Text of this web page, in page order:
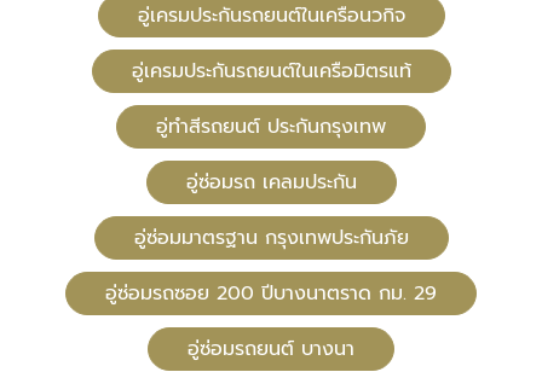
อู่เครมประกันรถยนต์ในเครือนวกิจ
อู่เครมประกันรถยนต์ในเครือมิตรแท้
อู่ทําสีรถยนต์ ประกันกรุงเทพ
อู่ซ่อมรถ เคลมประกัน
อู่ซ่อมมาตรฐาน กรุงเทพประกันภัย
อู่ซ่อมรถซอย 200 ปีบางนาตราด กม. 29
อู่ซ่อมรถยนต์ บางนา